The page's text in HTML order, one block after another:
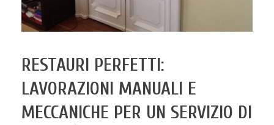
RESTAURI PERFETTI:
LAVORAZIONI MANUALI E
MECCANICHE PER UN SERVIZIO DI